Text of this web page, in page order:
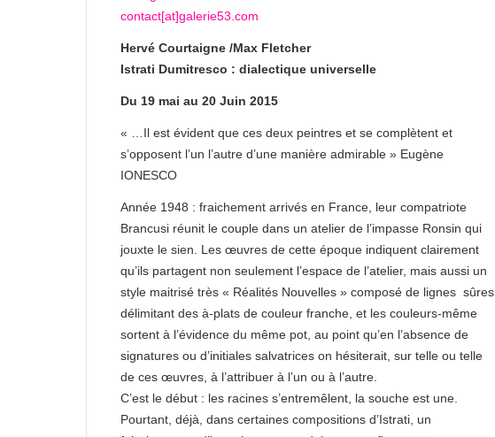
contact[at]galerie53.com
Hervé Courtaigne /Max Fletcher
Istrati Dumitresco : dialectique universelle
Du 19 mai au 20 Juin 2015
« …Il est évident que ces deux peintres et se complètent et
s’opposent l’un l’autre d’une manière admirable » Eugène
IONESCO
Année 1948 : fraichement arrivés en France, leur compatriote
Brancusi réunit le couple dans un atelier de l’impasse Ronsin qui
jouxte le sien. Les œuvres de cette époque indiquent clairement
qu’ils partagent non seulement l’espace de l’atelier, mais aussi un
style maitrisé très « Réalités Nouvelles » composé de lignes sûres
délimitant des à-plats de couleur franche, et les couleurs-même
sortent à l’évidence du même pot, au point qu’en l’absence de
signatures ou d’initiales salvatrices on hésiterait, sur telle ou telle
de ces œuvres, à l’attribuer à l’un ou à l’autre.
C’est le début : les racines s’entremêlent, la souche est une.
Pourtant, déjà, dans certaines compositions d’Istrati, un